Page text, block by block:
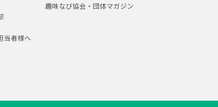
当者様へ
趣味なび協会・団体マガジン